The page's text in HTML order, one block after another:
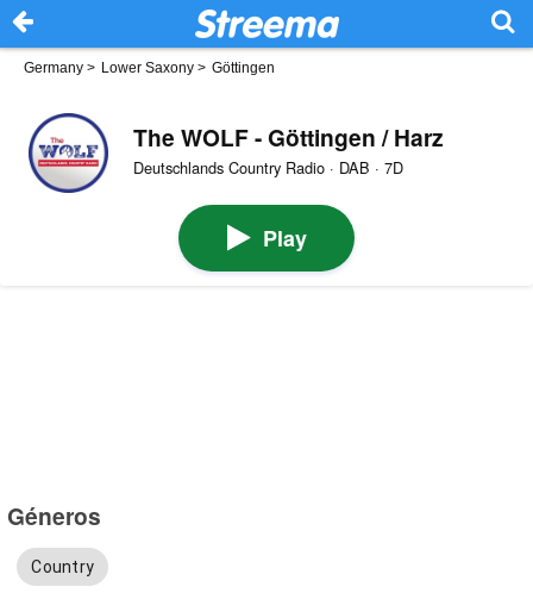
Germany > Lower Saxony > Göttingen
The WOLF - Göttingen / Harz
Deutschlands Country Radio · DAB · 7D
Play
Géneros
Country